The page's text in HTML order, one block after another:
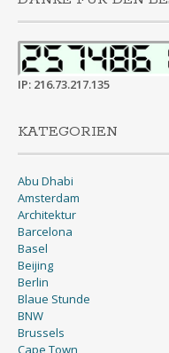
IP: 216.73.217.135
KATEGORIEN
Abu Dhabi
Amsterdam
Architektur
Barcelona
Basel
Beijing
Berlin
Blaue Stunde
BNW
Brussels
Cape Town